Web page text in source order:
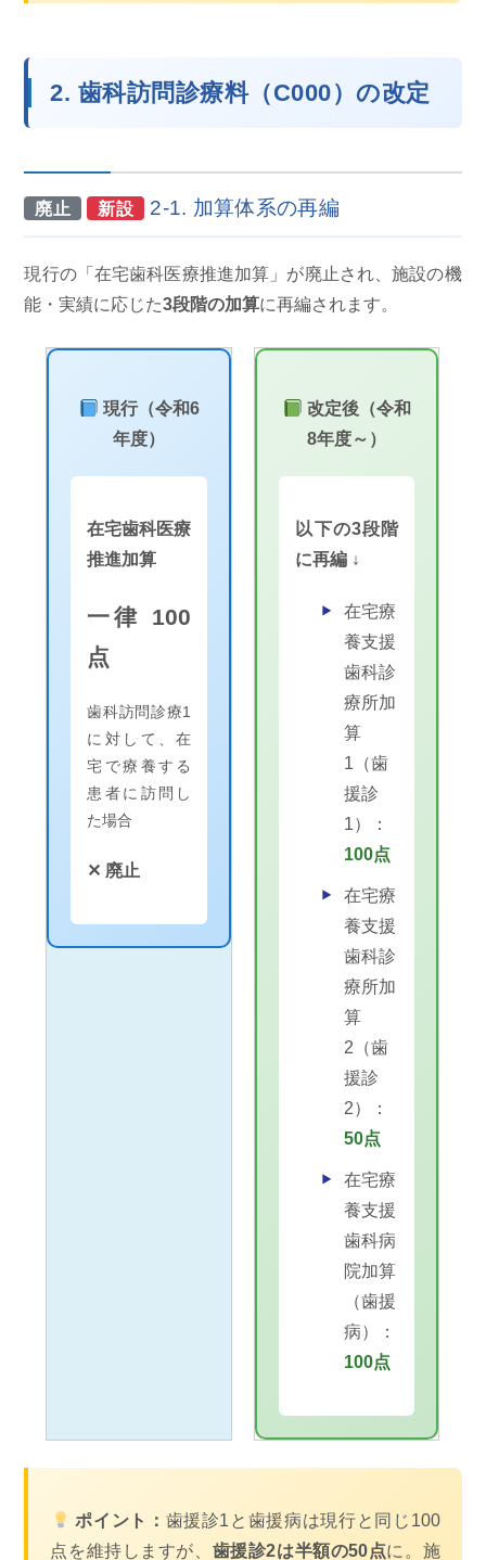
2. 歯科訪問診療料（C000）の改定
廃止 新設 2-1. 加算体系の再編
現行の「在宅歯科医療推進加算」が廃止され、施設の機
能・実績に応じた3段階の加算に再編されます。
現行（令和6
年度）
在宅歯科医療
推進加算
一律 100
点
歯科訪問診療1
に対して、在
宅で療養する
患者に訪問し
た場合
✕ 廃止
改定後（令和
8年度～）
以下の3段階
に再編 ↓
在宅療
養支援
歯科診
療所加
算
1（歯
援診
1）：
100点
在宅療
養支援
歯科診
療所加
算
2（歯
援診
2）：
50点
在宅療
養支援
歯科病
院加算
（歯援
病）：
100点
ポイント： 歯援診1と歯援病は現行と同じ100
点を維持しますが、 歯援診2は半額の50点に。施